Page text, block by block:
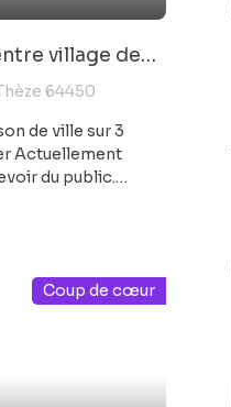
village de
64450
de ville sur 3
Actuellement
du public.
Coup de cœur